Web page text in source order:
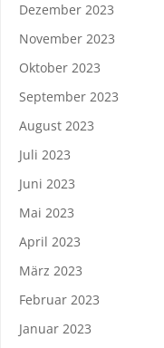
Dezember 2023
November 2023
Oktober 2023
September 2023
August 2023
Juli 2023
Juni 2023
Mai 2023
April 2023
März 2023
Februar 2023
Januar 2023